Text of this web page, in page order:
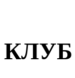
КЛУБ